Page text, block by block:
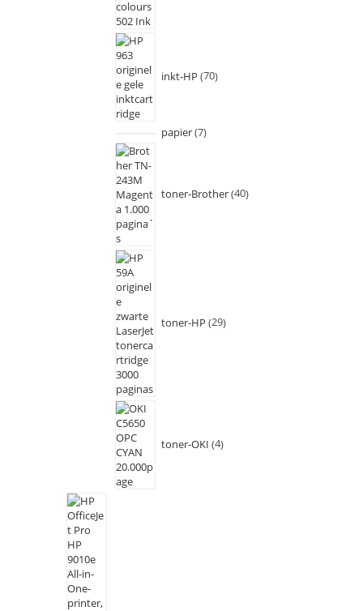
inkt-HP 70
papier 7
toner-Brother 40
toner-HP 29
toner-OKI 4